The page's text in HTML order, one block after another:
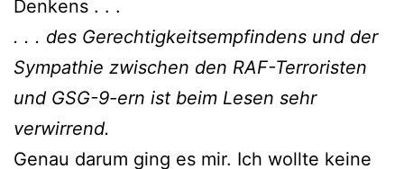
Denkens . . .
. . . des Gerechtigkeitsempfindens und der
Sympathie zwischen den RAF-Terroristen
und GSG-9-ern ist beim Lesen sehr
verwirrend.
Genau darum ging es mir. Ich wollte keine